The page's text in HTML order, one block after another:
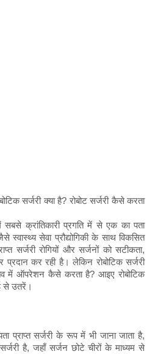
सर्जरी क्या है? रोबोट सर्जरी कैसे करता
क्रांतिकारी प्रगति में से एक का पता
स्वास्थ्य सेवा प्रौद्योगिकी के साथ विकसित
सर्जरी रोगियों और सर्जनों को सटीकता,
प्रदान कर रही है। लेकिन रोबोटिक सर्जरी
में ऑपरेशन कैसे करता है? आइए रोबोटिक
से उतरें।
प्राप्त सर्जरी के रूप में भी जाना जाता है,
है, जहाँ सर्जन छोटे चीरों के माध्यम से